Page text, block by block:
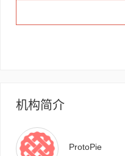
机构简介
ProtoPie